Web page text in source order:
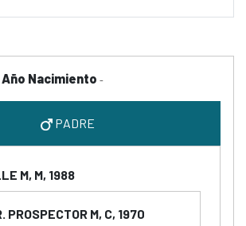
Año Nacimiento -
PADRE
M, M, 1988
PROSPECTOR M, C, 1970